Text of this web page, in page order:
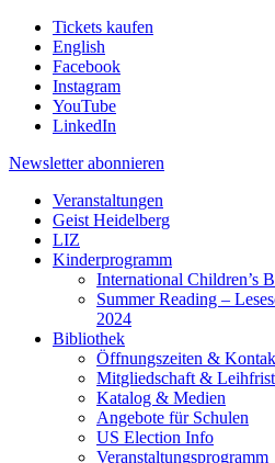
Tickets kaufen
English
Facebook
Instagram
YouTube
LinkedIn
Newsletter abonnieren
Veranstaltungen
Geist Heidelberg
LIZ
Kinderprogramm
International Children’s
Summer Reading –
2024
Bibliothek
Öffnungszeiten &
Mitgliedschaft &
Katalog & Medien
Angebote für Schulen
US Election Info
Veranstaltungsprogramm